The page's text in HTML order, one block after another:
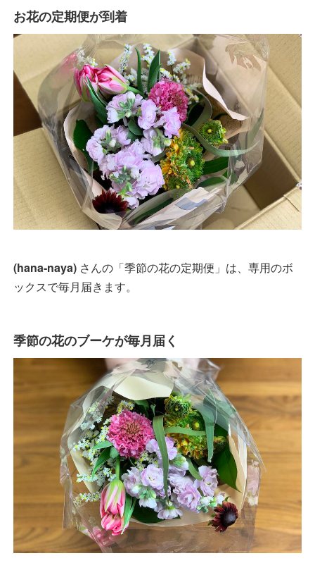
お花の定期便が到着
(hana-naya) さんの「季節の花の定期便」は、専用のボ
ックスで毎月届きます。
季節の花のブーケが毎月届く